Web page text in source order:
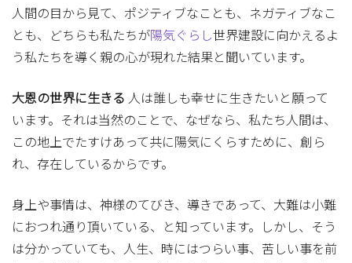
人間の目から見て、ポジティブなことも、ネガティブなこ
とも、どちらも私たちが陽気ぐらし世界建設に向かえるよ
う私たちを導く親の心が現れた結果と聞いています。
大恩の世界に生きる 人は誰しも幸せに生きたいと願って
います。それは当然のことで、なぜなら、私たち人間は、
この地上でたすけあって共に陽気にくらすために、創ら
れ、存在しているからです。
身上や事情は、神様のてびき、導きであって、大難は小難
におつれ通り頂いている、と知っています。しかし、そう
は分かっていても、人生、時にはつらい事、苦しい事を前